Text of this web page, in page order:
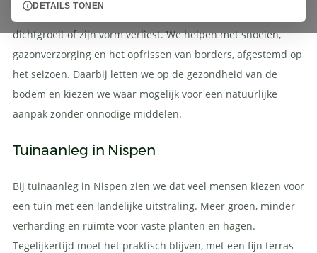
harder. Regelmatig tuinonderhoud voorkomt dat een tuin
dichtgroeit of zijn vorm verliest. We helpen met snoeien,
gazonverzorging en het opfrissen van borders, afgestemd op
het seizoen. Daarbij letten we op de gezondheid van de
bodem en kiezen we waar mogelijk voor een natuurlijke
aanpak zonder onnodige middelen.
Tuinaanleg in Nispen
Bij tuinaanleg in Nispen zien we dat veel mensen kiezen voor
een tuin met een landelijke uitstraling. Meer groen, minder
verharding en ruimte voor vaste planten en hagen.
Tegelijkertijd moet het praktisch blijven, met een fijn terras
DETAILS TONEN